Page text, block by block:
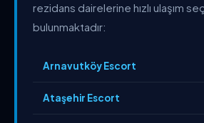
rezidans dairelerine hızlı ulaşım
bulunmaktadır:
Arnavutköy Escort
Ataşehir Escort